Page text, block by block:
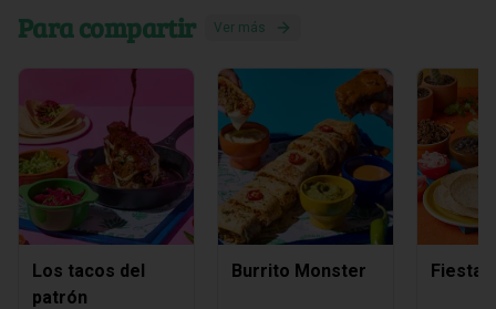
Para compartir Ver más
Los tacos del
patrón
Burrito Monster Fiesta